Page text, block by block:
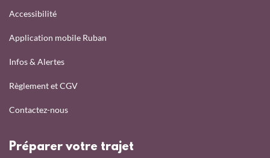
Accessibilité
Application mobile Ruban
Infos & Alertes
Règlement et CGV
Contactez-nous
Préparer votre trajet